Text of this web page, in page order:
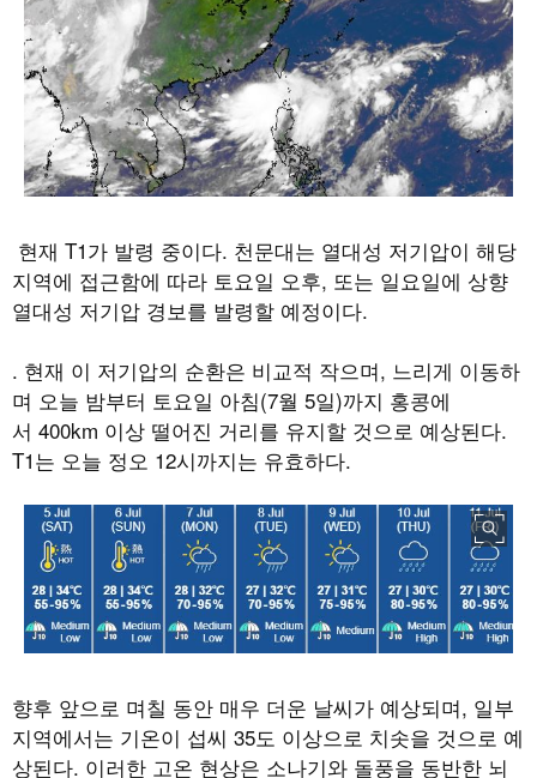
현재 T1가 발령 중이다. 천문대는 열대성 저기압이 해당
지역에 접근함에 따라 토요일 오후, 또는 일요일에 상향
열대성 저기압 경보를 발령할 예정이다.
. 현재 이 저기압의 순환은 비교적 작으며, 느리게 이동하
며 오늘 밤부터 토요일 아침(7월 5일)까지 홍콩에
서 400km 이상 떨어진 거리를 유지할 것으로 예상된다.
T1는 오늘 정오 12시까지는 유효하다.
향후 앞으로 며칠 동안 매우 더운 날씨가 예상되며, 일부
지역에서는 기온이 섭씨 35도 이상으로 치솟을 것으로 예
상된다. 이러한 고온 현상은 소나기와 돌풍을 동반한 뇌